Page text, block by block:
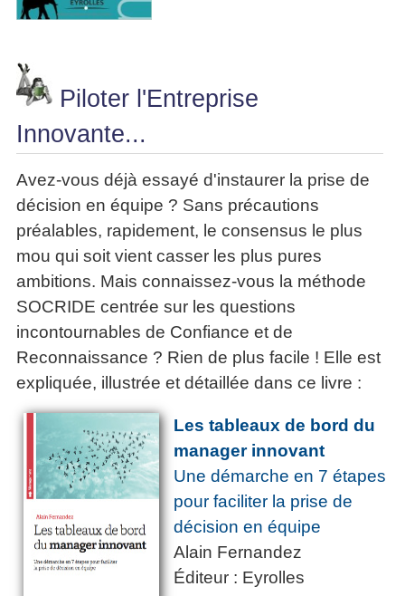
Piloter l'Entreprise
Innovante...
Avez-vous déjà essayé d'instaurer la prise de
décision en équipe ? Sans précautions
préalables, rapidement, le consensus le plus
mou qui soit vient casser les plus pures
ambitions. Mais connaissez-vous la méthode
SOCRIDE centrée sur les questions
incontournables de Confiance et de
Reconnaissance ? Rien de plus facile ! Elle est
expliquée, illustrée et détaillée dans ce livre :
Les tableaux de bord du
manager innovant
Une démarche en 7 étapes
pour faciliter la prise de
décision en équipe
Alain Fernandez
Éditeur : Eyrolles